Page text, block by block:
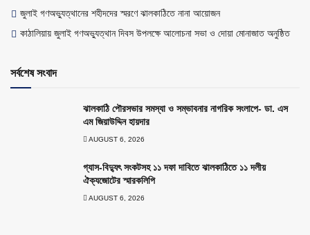
জুলাই গণঅভ্যুত্থানের শহীদদের স্মরণে ঝালকাঠিতে নানা আয়োজন
কাঠালিয়ায় জুলাই গণঅভ্যুত্থান দিবস উপলক্ষে আলোচনা সভা ও দোয়া মোনাজাত অনুষ্ঠিত
সর্বশেষ সংবাদ
ঝালকাঠি পৌরসভার সমস্যা ও সম্ভাবনার নাগরিক সংলাপে- ডা. এস
এম জিয়াউদ্দিন হায়দার
AUGUST 6, 2026
গ্যাস-বিদ্যুৎ সংকটসহ ১১ দফা দাবিতে ঝালকাঠিতে ১১ দলীয়
ঐক্যজোটের স্মারকলিপি
AUGUST 6, 2026